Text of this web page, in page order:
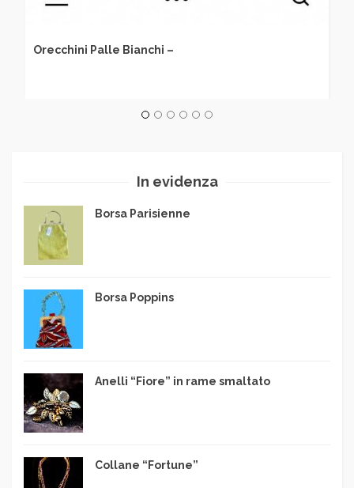
Orecchini Palle Bianchi –
In evidenza
Borsa Parisienne
Borsa Poppins
Anelli “Fiore” in rame smaltato
Collane “Fortune”